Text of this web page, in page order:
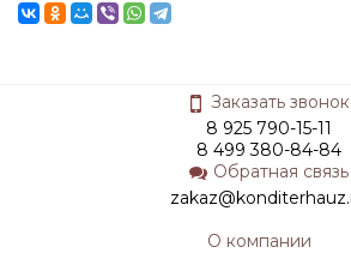
Заказать звонок
8 925 790-15-11
8 499 380-84-84
Обратная связь
О компании